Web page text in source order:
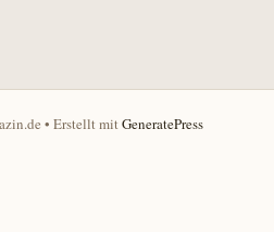
• Erstellt mitGeneratePress